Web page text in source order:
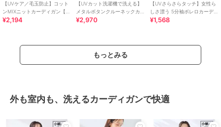
【UVケア／毛玉防止】コット
ンMIXニットカーディガン【洗
濯機で洗える】
¥2,194
【UVカット洗濯機で洗える】
メタルボタンクルーネックカ
ーディガン
¥2,970
【UVさらさらタッチ】女性ら
しさ漂う 5分袖ボレロカーディ
ガン
¥1,568
もっとみる
外も室内も、洗えるカーディガンで快適